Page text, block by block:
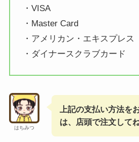
・VISA
・Master Card
・アメリカン・エキスプレス
・ダイナースクラブカード
はちみつ
上記の支払い方法を
は、店頭で注文して